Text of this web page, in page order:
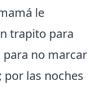
le
trapito para
no marcar
las noches